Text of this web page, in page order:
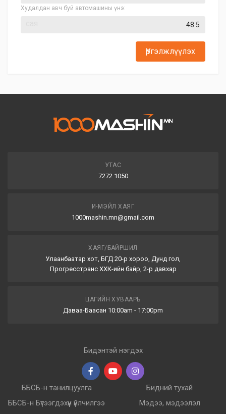
Худалдан авч буй автомашины үнэ:
Үргэлжлүүлэх
УТАС
7272 1050
И-МЭЙЛ ХАЯГ
1000mashin.mn@gmail.com
ХАЯГ/БАЙРШИЛ
Улаанбаатар хот, БГД 20-р хороо, Дунд гол,
Прогресстранс ХХК-ийн байр, 2-р давхар
ЦАГИЙН ХУВААРЬ
Даваа-Баасан 10:00am - 17:00pm
Бидэнтэй нэгдэх
ББСБ-н танилцуулга
ББСБ-н Бүтээгдэхүүн үйлчилгээ
Бидний тухай
Мэдээ, мэдээлэл